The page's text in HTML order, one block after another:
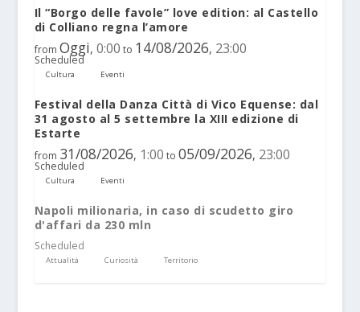
Il “Borgo delle favole” love edition: al Castello
di Colliano regna l’amore
from Oggi, 0:00 to 14/08/2026, 23:00
Scheduled
Cultura Eventi
Festival della Danza Città di Vico Equense: dal
31 agosto al 5 settembre la XIII edizione di
Estarte
from 31/08/2026, 1:00 to 05/09/2026, 23:00
Scheduled
Cultura Eventi
Napoli milionaria, in caso di scudetto giro
d'affari da 230 mln
Scheduled
Attualità Curiosità Territorio